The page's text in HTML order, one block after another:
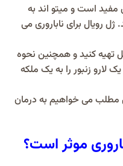
مفید است و میتو اند به
ژل رویال برای ناباروری می
تهیه کنید و همچنین نحوه
لارو زنبور را به یک ملکه
مطلب می خواهیم به درمان
موثر است؟